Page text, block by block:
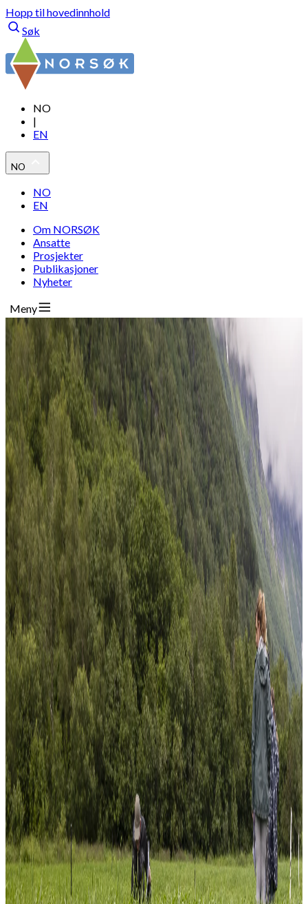
Hopp til hovedinnhold
Søk
NO
|
EN
NO
NO
EN
Om NORSØK
Ansatte
Prosjekter
Publikasjoner
Nyheter
Meny